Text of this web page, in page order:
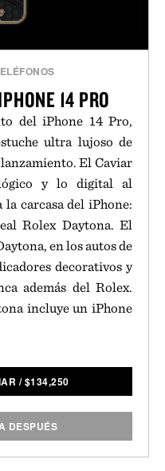
14 PRO
del iPhone 14 Pro,
ultra lujoso de
El Caviar
y lo digital al
carcasa del iPhone:
Rolex Daytona. El
en los autos de
decorativos y
además del Rolex.
incluye un iPhone
/$134,250
DESPUÉS